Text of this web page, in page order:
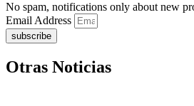
No spam, notifications only about new
Email Address
subscribe
Otras Noticias